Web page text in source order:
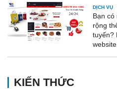
DỊCH VỤ
Bạn có
rộng
tuyến?
KIẾN THỨC